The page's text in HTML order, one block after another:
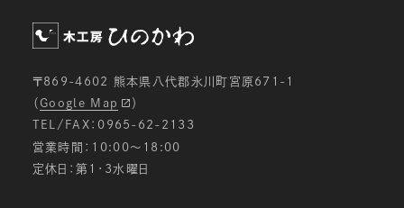
〒869-4602 熊本県八代郡氷川町宮原671-1
（ Google Map
）
TEL/FAX：0965-62-2133
営業時間：10:00〜18:00
定休日：第1・3水曜日